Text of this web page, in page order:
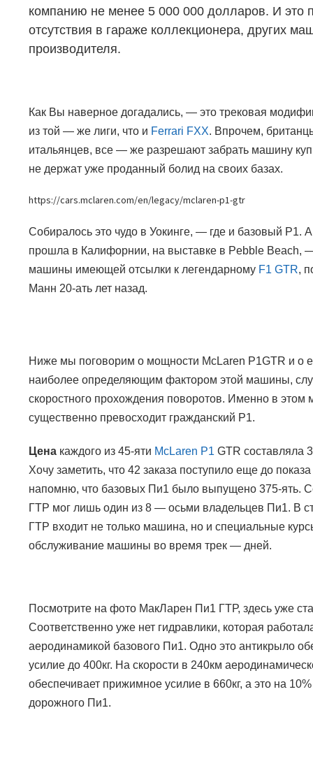
компанию не менее 5 000 000 долларов. И это
отсутствия в гараже коллекционера, других
производителя.
Как Вы наверное догадались,—это трековая
из той — же лиги, что и Ferrari FXX. Впрочем,
итальянцев, все — же разрешают забрать машину
не держат уже проданный болид на своих базах.
https://cars.mclaren.com/en/legacy/mclaren-p1-gtr
Собиралось это чудо в Уокинге,— где и базовый P1.
прошла в Калифорнии, на выставке в Pebble Beach,
машины имеющей отсылки к легендарному F1 GTR,
Манн 20-ать лет назад.
Ниже мы поговорим о мощности McLaren P1GTR и о
наиболее определяющим фактором этой машины,
скоростного прохождения поворотов. Именно в
существенно превосходит гражданский P1.
Цена каждого из 45-яти McLaren P1 GTRсоставляла
Хочу заметить, что 42 заказа поступило еще до
напомню, что базовых Пи1 было выпущено 375-ять.
ГТР мог лишь один из 8 — осьми владельцев Пи1. В
ГТР входит не только машина, но и специальные
обслуживание машины во время трек — дней.
Посмотрите на фото МакЛарен Пи1 ГТР, здесь уже
Соответственно уже нет гидравлики, которая
аеродинамикой базового Пи1. Одно это антикрыло
усилие до 400кг. На скорости в 240км
обеспечивает прижимное усилие в 660кг, а это на 10
дорожного Пи1.